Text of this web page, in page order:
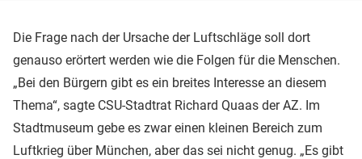
Die Frage nach der Ursache der Luftschläge soll dort
genauso erörtert werden wie die Folgen für die Menschen.
„Bei den Bürgern gibt es ein breites Interesse an diesem
Thema“, sagte CSU-Stadtrat Richard Quaas der AZ. Im
Stadtmuseum gebe es zwar einen kleinen Bereich zum
Luftkrieg über München, aber das sei nicht genug. „Es gibt